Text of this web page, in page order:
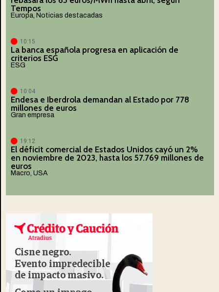
Tempos
Europa, Noticias destacadas
10:15
La banca española progresa en aplicación de
criterios ESG
ESG
10:04
Endesa e Iberdrola demandan al Estado por 778
millones de euros
Gran empresa
19:12
El déficit comercial de Estados Unidos cayó un 2%
en noviembre de 2023, hasta los 57.769 millones de
euros
Macro, USA